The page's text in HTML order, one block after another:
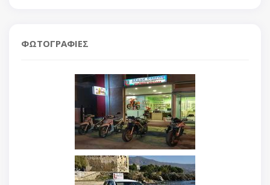
ΦΩΤΟΓΡΑΦΙΕΣ